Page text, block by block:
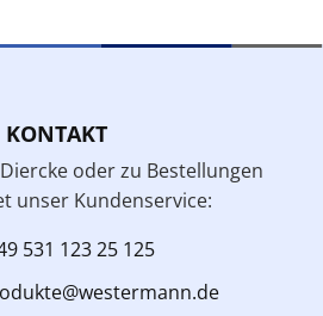
KONTAKT
oder zu Bestellungen
unser Kundenservice:
531 123 25 125